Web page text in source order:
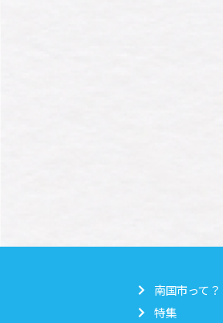
南国市って？
特集